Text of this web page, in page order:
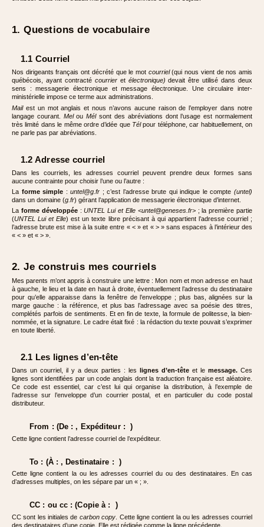
1. Questions de vocabulaire
1.1 Courriel
Nos dirigeants français ont décrété que le mot courriel(qui nous vient de nos amis
québécois, ayant contracté courrieret électronique) devait être utilisé dans deux
sens : messagerie électronique et message électronique. Une circulaire inter-
ministérielle impose ce terme aux administrations.
Mailest un mot anglais et nous n’avons aucune raison de l’employer dans notre
langage courant. MelouMélsont des abréviations dont l’usage est normalement
très limité dans le même ordre d’idée que Télpour téléphone, car habituellement, on
ne parle pas par abréviations.
1.2 Adresse courriel
Dans les courriels, les adresses courriel peuvent prendre deux formes sans
aucune contrainte pour choisir l’une ou l’autre :
La forme simple :untel@g.fr ; c’est l’adresse brute qui indique le compte(untel)
dans un domaine (g.fr) gérant l’application de messagerie électronique d’internet.
La forme développée:UNTEL Lui et Elle <untel@geneses.fr>; la première partie
(UNTEL Lui et Elle) est un texte libre précisant à qui appartient l’adresse courriel ;
l’adresse brute est mise à la suite entre « < » et « > » sans espaces à l’intérieur des
« < » et « > ».
2. Je construis mes courriels
Mes parents m’ont appris à construire une lettre : Mon nom et mon adresse en haut
à gauche, le lieu et la date en haut à droite, éventuellement l’adresse du destinataire
pour qu’elle apparaisse dans la fenêtre de l’enveloppe ; plus bas, alignées sur la
marge gauche : la référence, et plus bas l’adressage avec sa poésie des titres,
complétés parfois de sentiments. Et en fin de texte, la formule de politesse, la bien-
nommée, et la signature. Le cadre était fixé : la rédaction du texte pouvait s’exprimer
en toute liberté.
2.1 Les lignes d’en-tête
Dans un courriel, il y a deux parties : les lignes d’en-tête et le message. Ces
lignes sont identifiées par un code anglais dont la traduction française est aléatoire.
Ce code est essentiel, car c’est lui qui organise la distribution, à l’exemple de
l’adresse sur l’enveloppe d’un courrier postal, et en particulier du code postal
distributeur.
From : (De : , Expéditeur : )
Cette ligne contient l’adresse courriel de l’expéditeur.
To : (À : , Destinataire : )
Cette ligne contient la ou les adresses courriel du ou des destinataires. En cas
d’adresses multiples, on les sépare par un « ; ».
CC : ou cc : (Copie à : )
CC sont les initiales de carbon copy . Cette ligne contient la ou les adresses courriel
des destinataires d’une copie. Elle est rédigée comme la ligne précédente.